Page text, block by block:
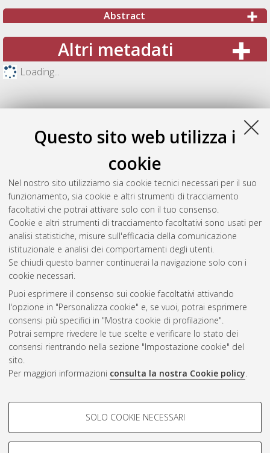
Questo sito web utilizza i
cookie
Nel nostro sito utilizziamo sia cookie tecnici necessari per il suo
funzionamento, sia cookie e altri strumenti di tracciamento
facoltativi che potrai attivare solo con il tuo consenso.
Cookie e altri strumenti di tracciamento facoltativi sono usati per
analisi statistiche, misure sull'efficacia della comunicazione
istituzionale e analisi dei comportamenti degli utenti.
Se chiudi questo banner continuerai la navigazione solo con i
cookie necessari.
Puoi esprimere il consenso sui cookie facoltativi attivando
l'opzione in "Personalizza cookie" e, se vuoi, potrai esprimere
consensi più specifici in "Mostra cookie di profilazione".
Potrai sempre rivedere le tue scelte e verificare lo stato dei
consensi rientrando nella sezione "Impostazione cookie" del
sito.
Per maggiori informazioni consulta la nostra Cookie policy.
COOKIE DI PROFILAZIONE -
Si tratta di cookie utilizzati per analizzare le caratteristiche della
SOLO COOKIE NECESSARI
Abstract
Altri metadati
Loading...
Gestione del documento:
Atom
Rss 1.0
Rss 2.0
ISSN: 2038-7946
Impostazioni Cookie
Informativa sulla privacy
Condizioni d’uso del sito